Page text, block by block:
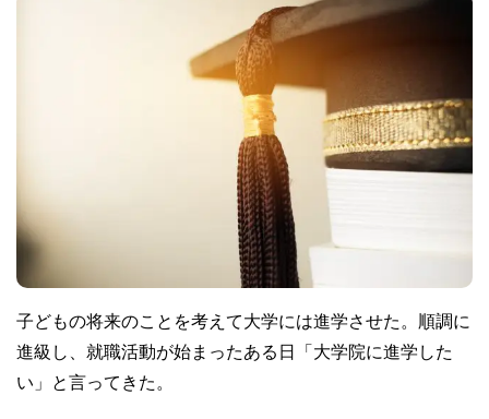
子どもの将来のことを考えて大学には進学させた。順調に
進級し、就職活動が始まったある日「大学院に進学した
い」と言ってきた。